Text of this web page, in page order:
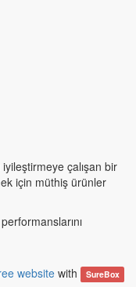
çalışan bir
için müthiş ürünler
websitewith SureBox